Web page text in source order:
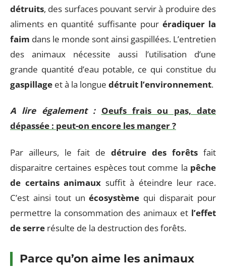
détruits, des surfaces pouvant servir à produire des
aliments en quantité suffisante pour éradiquer la
faim dans le monde sont ainsi gaspillées. L’entretien
des animaux nécessite aussi l’utilisation d’une
grande quantité d’eau potable, ce qui constitue du
gaspillage et à la longue détruit l’environnement.
A lire également : Oeufs frais ou pas, date
dépassée : peut-on encore les manger ?
Par ailleurs, le fait de détruire des forêts fait
disparaitre certaines espèces tout comme la pêche
de certains animaux suffit à éteindre leur race.
C’est ainsi tout unécosystème qui disparait pour
permettre la consommation des animaux et l’effet
de serre résulte de la destruction des forêts.
Parce qu’on aime les animaux